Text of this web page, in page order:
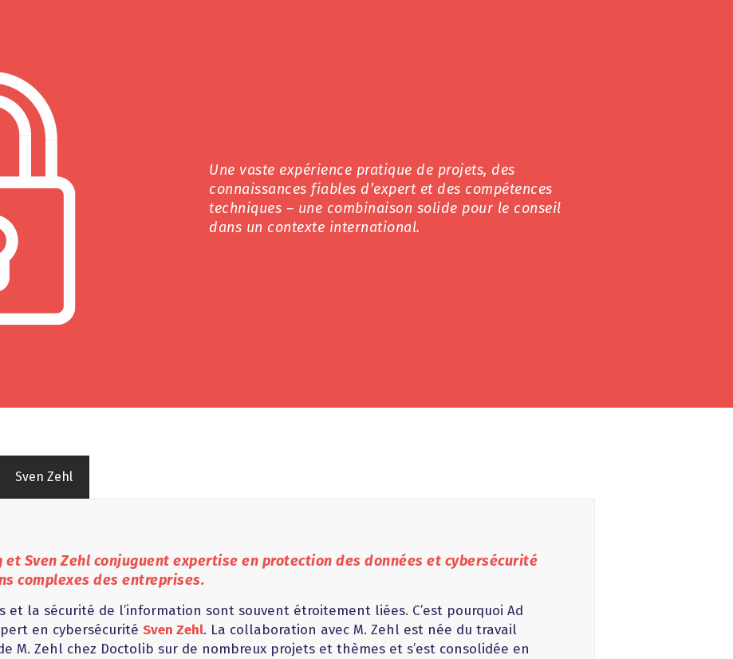
Une vaste expérience pratique de projets, des
connaissances fiables d’expert et des compétences
techniques – une combinaison solide pour le conseil
dans un contexte international.
Sven Zehl
et Sven Zehl conjuguent expertise en protection des données et cybersécurité
complexes des entreprises.
et la sécurité de l’information sont souvent étroitement liées. C’est pourquoi Ad
en cybersécurité Sven Zehl. La collaboration avec M. Zehl est née du travail
M. Zehl chez Doctolib sur de nombreux projets et thèmes et s’est consolidée en